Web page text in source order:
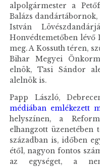
alpolgármester a
Balázs dandártábornok,
István
Honvédtemetőben lévő
meg. A Kossuth téren,
Bihar Megyei
elnök, Tasi Sándor
alelnök is.
Papp László,
médiában emlékezett
helyszínen, a
elhangzott üzenetében
században is, időben
étől, nagyon fontos
az egységet, a